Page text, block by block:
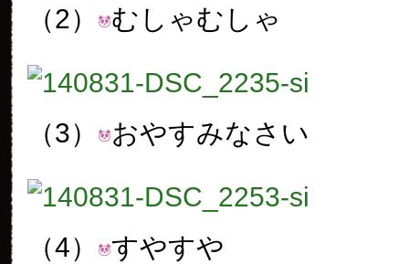
（2） むしゃむしゃ
（3） おやすみなさい
（4） すやすや